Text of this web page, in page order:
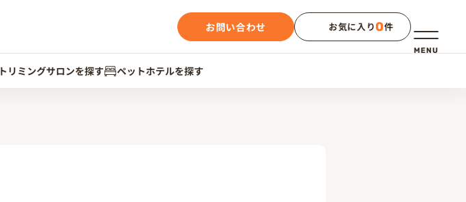
メニュー
MENU
お問い合わせ お気に入り0件
トリミングサロンを探す ペットホテルを探す